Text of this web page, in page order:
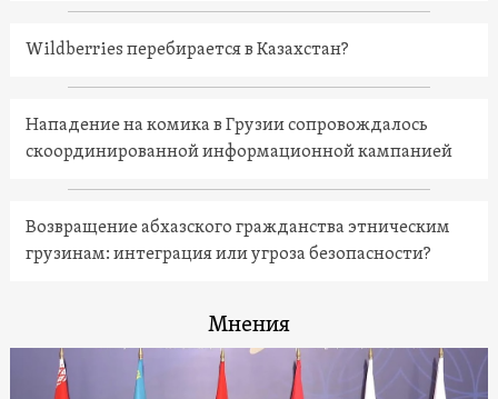
Wildberries перебирается в Казахстан?
Нападение на комика в Грузии сопровождалось
скоординированной информационной кампанией
Возвращение абхазского гражданства этническим
грузинам: интеграция или угроза безопасности?
Мнения